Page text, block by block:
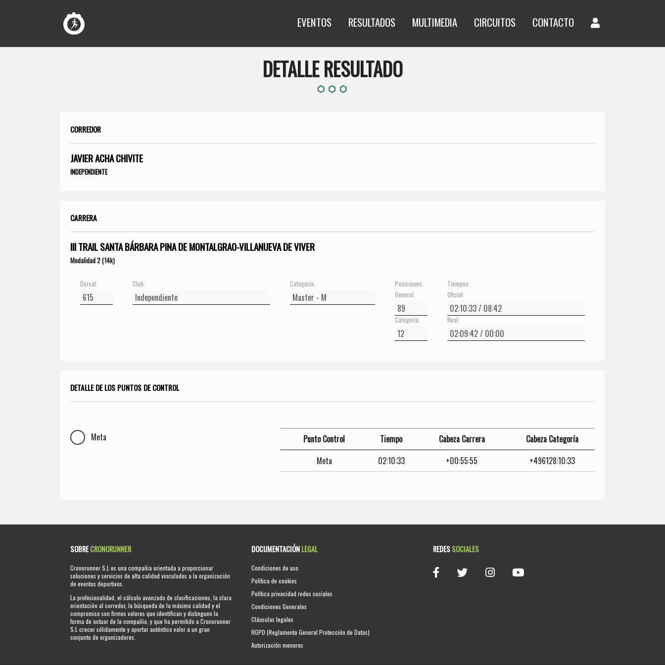
EVENTOS RESULTADOS MULTIMEDIA CIRCUITOS CONTACTO
DETALLE RESULTADO
CORREDOR
JAVIER ACHA CHIVITE
INDEPENDIENTE
CARRERA
III TRAIL SANTA BÁRBARA PINA DE MONTALGRAO-VILLANUEVA DE VIVER
Modalidad 2 (14k)
Dorsal: Club: Categoría:
Posiciones:
General:
Categoría:
Tiempos:
Oficial:
Real:
DETALLE DE LOS PUNTOS DE CONTROL
Meta Punto Control Tiempo Cabeza Carrera
Cabeza Categoría
Meta
02:10:33 +00:55:55 +496128:10:33
SOBRECRONORUNNER
Cronorunner S.L es una compañia orientada a proporcionar
soluciones y servicios de alta calidad vinculados a la organización
de eventos deportivos.
La profesionalidad, el cálculo avanzado de clasificaciones, la clara
orientación al corredor, la búsqueda de la máxima calidad y el
compromiso son firmes valores que identifican y distinguen la
forma de actuar de la compañia, y que ha permitido a Cronorunner
S.L crecer sólidamente y aportar auténtico valor a un gran
conjunto de organizadores.
DOCUMENTACIÓNLEGAL
Condiciones de uso
Política de cookies
Política privacidad redes sociales
Condiciones Generales
Cláusulas legales
RGPD (Reglamento General Protección de Datos)
Autorización menores
REDESSOCIALES